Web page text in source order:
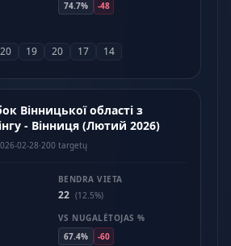
74.7% -48
20 19 20 17 14
Вінницької області з
- Вінниця (Лютий 2026)
02-28·200 targetų
BENDRA VIETA
22 (12.5%)
VS NUGALĖTOJAS %
67.4%
-60